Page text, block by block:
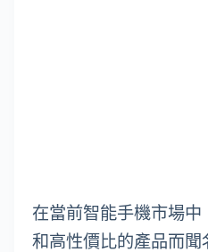
在當前智能手機市場中
和高性價比的產品而